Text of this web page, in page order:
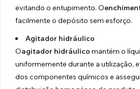
evitando o entupimento. O
facilmente o depósito sem esforço.
Agitador hidráulico
Oagitador hidráulico mantém o
uniformemente durante a utilização,
dos componentes químicos e